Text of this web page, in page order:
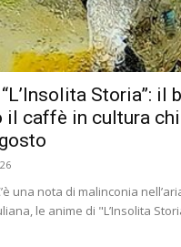
Storia”: il
il caffè in cultura
una nota di malinconia
le anime di "L’Insolita